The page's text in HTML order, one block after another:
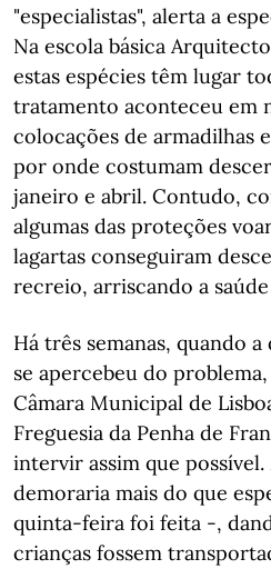
"especialistas", alerta a
Na escola básica
estas espécies têm lugar
tratamento aconteceu em
colocações de armadilhas
por onde costumam
janeiro e abril. Contudo,
algumas das proteções
lagartas conseguiram
recreio, arriscando a
Há três semanas, quando
se apercebeu do
Câmara Municipal de
Freguesia da Penha de
intervir assim que
demoraria mais do que
quinta-feira foi feita -,
crianças fossem